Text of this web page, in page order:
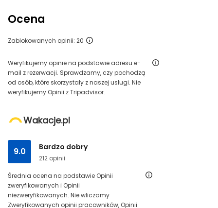
Ocena
Zablokowanych opinii: 20
Weryfikujemy opinie na podstawie adresu e-
mail z rezerwacji. Sprawdzamy, czy pochodzą
od osób, które skorzystały z naszej usługi. Nie
weryfikujemy Opinii z Tripadvisor.
Wakacje.pl
9.0 Bardzo dobry
212 opinii
Średnia ocena na podstawie Opinii
zweryfikowanych i Opinii
niezweryfikowanych. Nie wliczamy
Zweryfikowanych opinii pracowników, Opinii